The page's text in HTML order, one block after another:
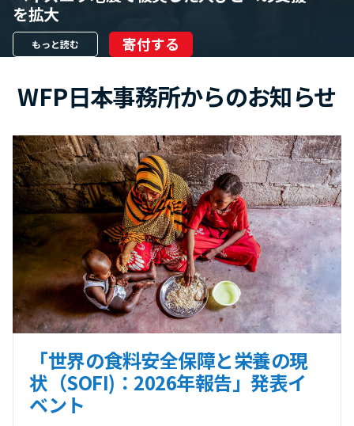
を拡大
もっと読む 寄付する
WFP日本事務所からのお知らせ
「世界の食料安全保障と栄養の現
状（SOFI)：2026年報告」発表イ
ベント